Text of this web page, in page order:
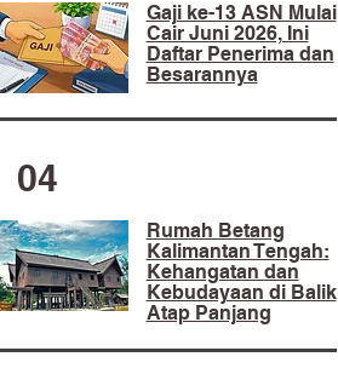
Gaji ke-13 ASN Mulai
Cair Juni 2026, Ini
Daftar Penerima dan
Besarannya
04
Rumah Betang
Kalimantan Tengah:
Kehangatan dan
Kebudayaan di Balik
Atap Panjang